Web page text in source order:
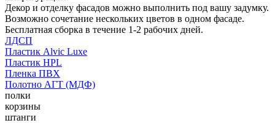
Декор и отделку фасадов можно выполнить под вашу задумку.
Возможно сочетание нескольких цветов в одном фасаде.
Бесплатная сборка в течение 1-2 рабочих дней.
ЛДСП
Пластик Alvic Luxe
Пластик HPL
Пленка ПВХ
Полотно АГТ (МДФ)
полки
корзины
штанги